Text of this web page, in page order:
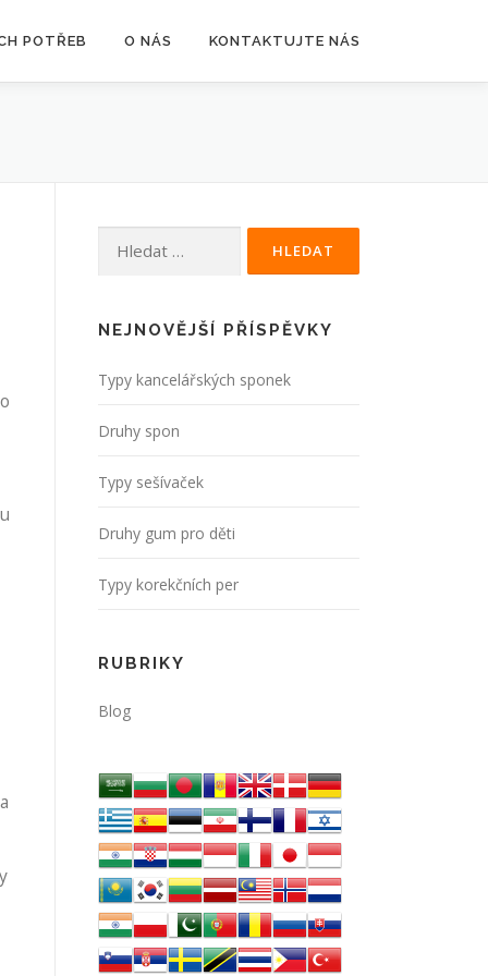
POTŘEB O NÁS KONTAKTUJTE NÁS
Vyhledávání
NEJNOVĚJŠÍ PŘÍSPĚVKY
Typy kancelářských sponek
Druhy spon
Typy sešívaček
Druhy gum pro děti
Typy korekčních per
RUBRIKY
Blog